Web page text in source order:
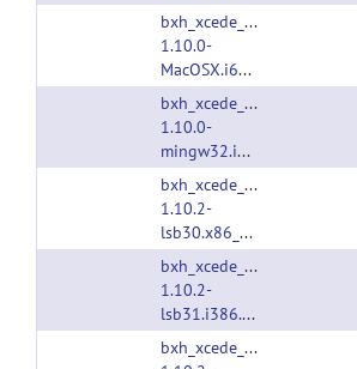
bxh_xcede_tools-
1.10.0-
MacOSX.i686.tgz
bxh_xcede_tools-
1.10.0-
mingw32.i386.tgz
bxh_xcede_tools-
1.10.2-
lsb30.x86_64.tgz
bxh_xcede_tools-
1.10.2-
lsb31.i386.tgz
bxh_xcede_tools-